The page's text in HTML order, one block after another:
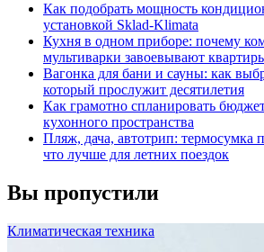
Как подобрать мощность
установкой Sklad-Klimata
Кухня в одном приборе: почему
мультиварки завоевывают
Вагонка для бани и сауны: как
который прослужит десятилетия
Как грамотно спланировать
кухонного пространства
Пляж, дача, автотрип: термосумка
что лучше для летних поездок
Вы пропустили
Климатическая техника